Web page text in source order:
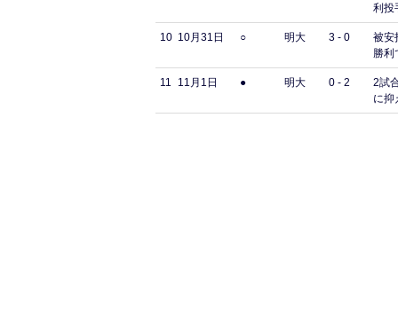
利投
10 10月31日 ○ 明大 3 - 0
被安
勝利
11 11月1日 ● 明大 0 - 2
2試
に抑